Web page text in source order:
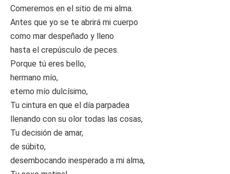
Comeremos en el sitio de mi alma.
Antes que yo se te abrirá mi cuerpo
como mar despeñado y lleno
hasta el crepúsculo de peces.
Porque tú eres bello,
hermano mío,
eterno mío dulcísimo,
Tu cintura en que el día parpadea
llenando con su olor todas las cosas,
Tu decisión de amar,
de súbito,
desembocando inesperado a mi alma,